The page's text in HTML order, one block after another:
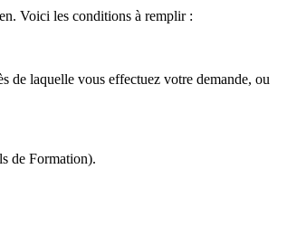
Voici les conditions à remplir :
de laquelle vous effectuez votre demande, ou
de Formation).